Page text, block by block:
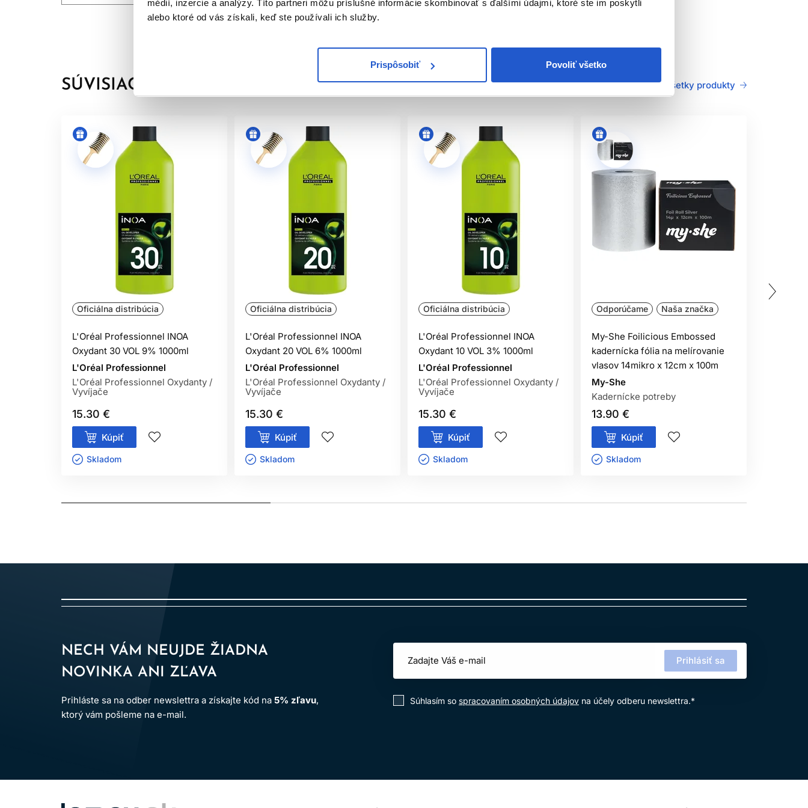
médií, inzercie a analýzy. Títo partneri môžu príslušné informácie skombinovať s ďalšími údajmi, ktoré ste im poskytli
alebo ktoré od vás získali, keď ste používali ich služby.
Prispôsobiť Povoliť všetko
moderného salónneho farebného efektu.
vlasov a ochranu pred vysušením až po dobu 6 týždňov. Výsledkom sú vlasy, ktoré pôsobia upravene, hebko, lesklo a profesionálne zafarbené.
Profesionálna farba na vlasy bez amoniaku pre krásny salónny výsledok
Keďže neobsahuje amoniak, farbenie je príjemnejšie a bez nežiaducej intenzívnej vône. V salóne tak vytvára luxusnejší zážitok z farbenia, ktorý ocenia najmä
klientky citlivé na klasický zápach permanentných farieb.
Ako permanentná farba na vlasy poskytuje INOA dlhotrvajúci farebný efekt a výbornú intenzitu odtieňa. Vlasy po farbení získavajú prirodzený lesk, hĺbku a
elegantný farebný výsledok bez matného alebo zaťaženého vzhľadu. Vďaka širokej škále odtieňov je možné vytvárať prirodzené blond, hnedé, béžové, moka,
Prečo si vybrať INOA farbu na vlasy?
Inoa farba na vlasy je vhodná pre profesionálne farbenie, pri ktorom je dôležitá presnosť, spoľahlivosť a krásny výsledok. Je ideálna pre ženy, ktoré chcú zakryť
biele vlasy, oživiť svoju prirodzenú farbu, zmeniť odtieň alebo dosiahnuť elegantný salónny efekt bez amoniaku.
Spoľahlivé krytie bielych vlasov
Jednou z najväčších výhod INOA je profesionálne krytie bielych vlasov. Pri správnom použití dokáže táto L'Oréal farba na vlasy dosiahnuť až 100 % krytie šedín,
pričom výsledok zostáva prirodzený, lesklý a rovnomerný.
Pre jemnejšie alebo štandardné krytie je možné pracovať s požadovaným odtieňom, pri vyššom podiele bielych vlasov sa používa kombinácia požadovaného
odtieňa so základným alebo základným zlatým odtieňom rovnakej výšky tónu. Vďaka tomu kaderník dosiahne lepšiu sýtosť, stabilitu a rovnomerné prekrytie aj pri
náročnejších vlasoch.
Zosvetlenie až o 3 výšky odtieňu vlasov
Vyvíjač Inoa 3% 10 vol.– zosvetlenie vlasov až o 1 výšku tónu
Široká paleta odtieňov vzorkovníku L'Oréal INOA
Inoa farby na vlasy ponúkajú bohatú škálu odtieňov pre rôzne typy klientok a farebných služieb. V palete nájdete základné odtiene pre prirodzené krytie, zlaté
tóny pre teplejší výsledok, popolavé a studené odtiene pre neutralizáciu nežiaducich teplých odleskov, ako aj hnedé, béžové, mokka, medené a červené odtiene
pravidelné farbenie odrastov, kompletnú zmenu farby, oživenie dĺžok aj individuálne miešanie odtieňov podľa požadovaného výsledku.
SÚVISIACE PRODUKTY Všetky produkty
Oficiálna distribúcia
L'Oréal Professionnel INOA
Oxydant 30 VOL 9% 1000ml
L'Oréal Professionnel
L'Oréal Professionnel Oxydanty /
Vyvíjače
15.30 €
Kúpiť
Skladom ㅤ
Oficiálna distribúcia
L'Oréal Professionnel INOA
Oxydant 20 VOL 6% 1000ml
L'Oréal Professionnel
L'Oréal Professionnel Oxydanty /
Vyvíjače
15.30 €
Kúpiť
Skladom ㅤ
Oficiálna distribúcia
L'Oréal Professionnel INOA
Oxydant 10 VOL 3% 1000ml
L'Oréal Professionnel
L'Oréal Professionnel Oxydanty /
Vyvíjače
15.30 €
Kúpiť
Skladom ㅤ
Odporúčame Naša značka
My-She Foilicious Embossed
kadernícka fólia na melírovanie
vlasov 14mikro x 12cm x 100m
My-She
Kadernícke potreby
13.90 €
Kúpiť
Skladom ㅤ
NECH VÁM NEUJDE ŽIADNA
NOVINKA ANI ZĽAVA
Prihláste sa na odber newslettra a získajte kód na 5% zľavu,
ktorý vám pošleme na e-mail.
Prihlásiť sa
Súhlasím so spracovaním osobných údajov na účely odberu newslettra.*
LOMAX